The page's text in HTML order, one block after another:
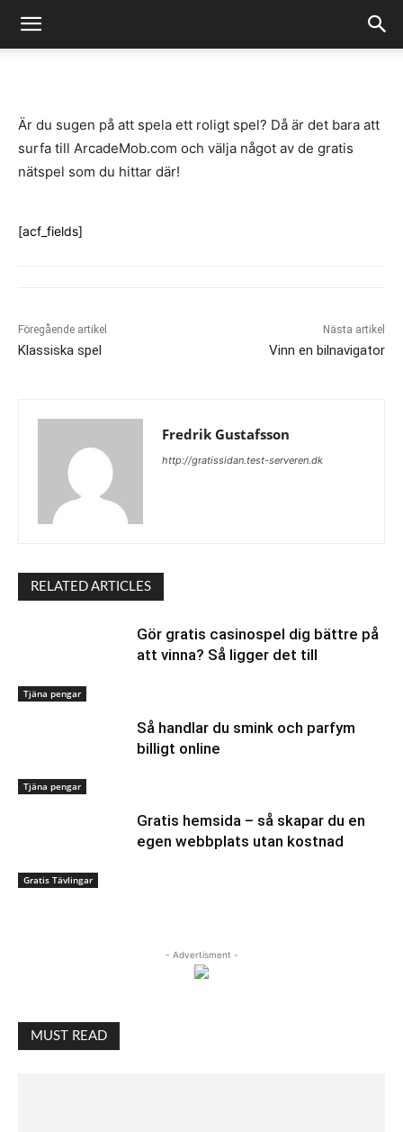
Är du sugen på att spela ett roligt spel? Då är det bara att
surfa till ArcadeMob.com och välja något av de gratis
nätspel som du hittar där!
[acf_fields]
Föregående artikel
Klassiska spel
Nästa artikel
Vinn en bilnavigator
Fredrik Gustafsson
http://gratissidan.test-serveren.dk
RELATED ARTICLES
Tjäna pengar
Gör gratis casinospel dig bättre på
att vinna? Så ligger det till
Tjäna pengar
Så handlar du smink och parfym
billigt online
Gratis Tävlingar
Gratis hemsida – så skapar du en
egen webbplats utan kostnad
- Advertisment -
MUST READ